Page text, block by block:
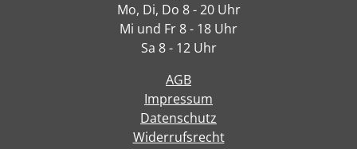
Mo, Di, Do 8 - 20 Uhr
Mi und Fr 8 - 18 Uhr
Sa 8 - 12 Uhr
AGB
Impressum
Datenschutz
Widerrufsrecht